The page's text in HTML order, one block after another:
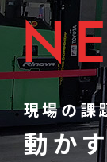
現場の課
動か
この国の
ニッ